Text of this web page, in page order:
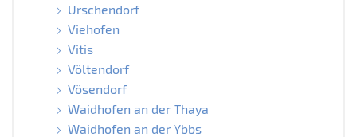
Urschendorf
Viehofen
Vitis
Völtendorf
Vösendorf
Waidhofen an der Thaya
Waidhofen an der Ybbs